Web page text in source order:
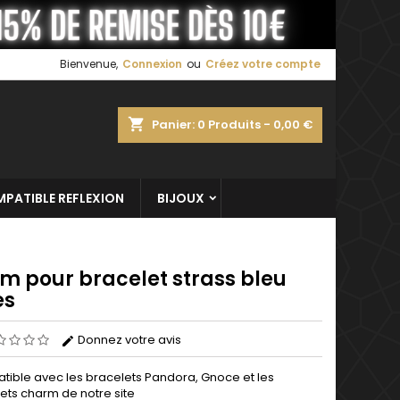
Bienvenue, Connexion ou Créez votre compte
shopping_cart Panier: 0 Produits - 0,00 €
REFLEXION BIJOUX
pour bracelet strass bleu
Donnez votre avis
avec les bracelets Pandora, Gnoce et les
charm de notre site